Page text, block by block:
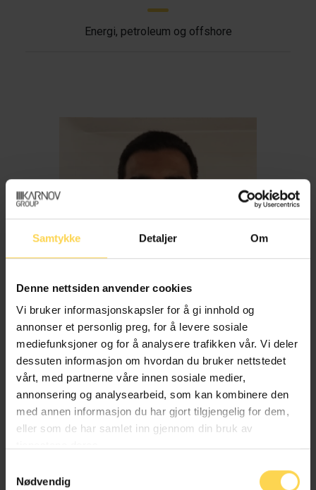
Samtykke Detaljer Om
Denne nettsiden anvender cookies
Vi bruker informasjonskapsler for å gi innhold og
annonser et personlig preg, for å levere sosiale
mediefunksjoner og for å analysere trafikken vår. Vi deler
dessuten informasjon om hvordan du bruker nettstedet
vårt, med partnerne våre innen sosiale medier,
annonsering og analysearbeid, som kan kombinere den
med annen informasjon du har gjort tilgjengelig for dem,
eller som de har samlet inn gjennom din bruk av
Nødvendig
Energi, petroleum og offshore
Imran Haider
Trygderett og pensjonsrett